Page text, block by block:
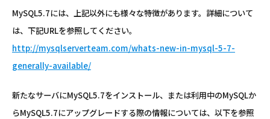
MySQL5.7には、上記以外にも様々な特徴があります。詳細について
は、下記URLを参照してください。
http://mysqlserverteam.com/whats-new-in-mysql-5-7-
generally-available/
新たなサーバにMySQL5.7をインストール、または利用中のMySQLか
らMySQL5.7にアップグレードする際の情報については、以下を参照